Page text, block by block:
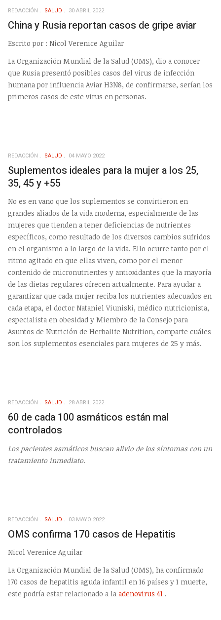
REDACCIÓN SALUD 30 ABRIL 2022
China y Rusia reportan casos de gripe aviar
Escrito por : Nicol Verenice Aguilar
La Organización Mundial de la Salud (OMS), dio a conocer
que Rusia presentó posibles casos del virus de infección
humana por influencia Aviar H3N8, de confirmarse, serían los
primeros casos de este virus en personas.
REDACCIÓN SALUD 04 MAYO 2022
Suplementos ideales para la mujer a los 25,
35, 45 y +55
No es en vano que los suplementos se convirtieron en
grandes aliados de la vida moderna, especialmente de las
mujeres que tienden a tener deficiencias de nutrientes
específicos, como resultado de los diversos cambios sufridos
en el organismo a lo largo de la vida. Ello ocurre tanto por el
ritmo agitado en que ellas viven, como por el menor
contenido de micronutrientes y antioxidantes que la mayoría
de las dietas regulares ofrecen actualmente. Para ayudar a
garantizar que cada mujer reciba los nutrientes adecuados en
cada etapa, el doctor Nataniel Viuniski, médico nutricionista,
especialista en obesidad y Miembro de la Consejo para
Asuntos de Nutrición de Herbalife Nutrition, comparte cuáles
son los suplementos esenciales para mujeres de 25 y más.
REDACCIÓN SALUD 28 ABRIL 2022
60 de cada 100 asmáticos están mal
controlados
Los pacientes asmáticos buscan alivio de los síntomas con un
tratamiento inmediato.
REDACCIÓN SALUD 03 MAYO 2022
OMS confirma 170 casos de Hepatitis
Nicol Verenice Aguilar
La Organización Mundial de la Salud (OMS), ha confirmado
170 casos de hepatitis aguda infantil en 16 países y 1 muerte,
este podría estar relacionado a la adenovirus 41 .